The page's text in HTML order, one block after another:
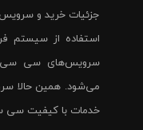
جزئیات خرید و
استفاده از سیستم
سرویس‌های سی سی
می‌شود. همین حالا
خدمات با کیفیت سی